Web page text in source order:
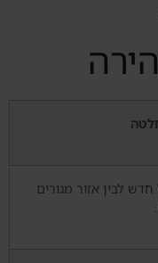
השוואה בין Waterfront חדש לבין אזור מגורים